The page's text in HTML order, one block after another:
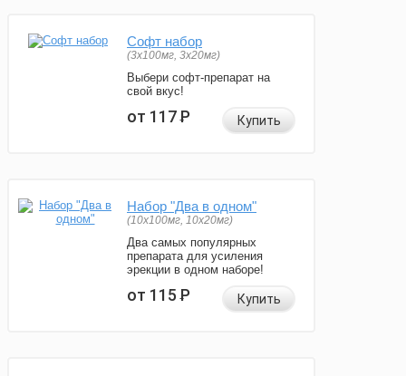
Софт набор
(3x100мг, 3x20мг)
Выбери софт-препарат на
свой вкус!
от 117Р Купить
Набор "Два в одном"
(10x100мг, 10x20мг)
Два самых популярных
препарата для усиления
эрекции в одном наборе!
от 115Р Купить